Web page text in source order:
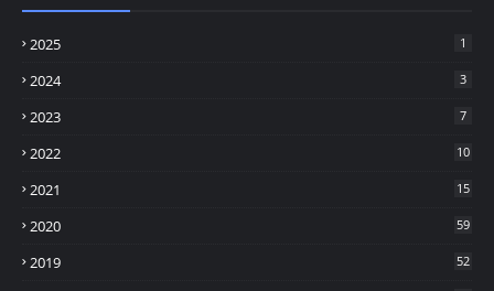
2025 1
2024 3
2023 7
2022 10
2021 15
2020 59
2019 52